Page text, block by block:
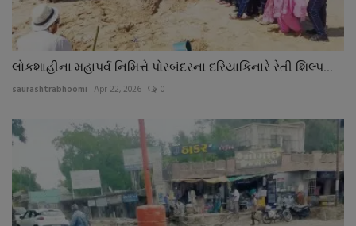
લોકશાહીના મહાપર્વ નિમિત્તે પોરબંદરના દરિયાકિનારે રેતી શિલ્પ...
saurashtrabhoomi Apr 22, 2026 0